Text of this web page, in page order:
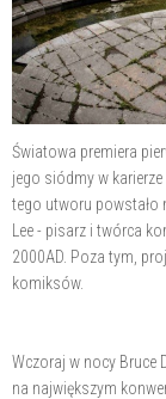
Światowa premiera
jego siódmy w
tego utworu powstało
Lee - pisarz i twórca
2000AD. Poza tym,
komiksów.
Wczoraj w nocy Bruce
na największym